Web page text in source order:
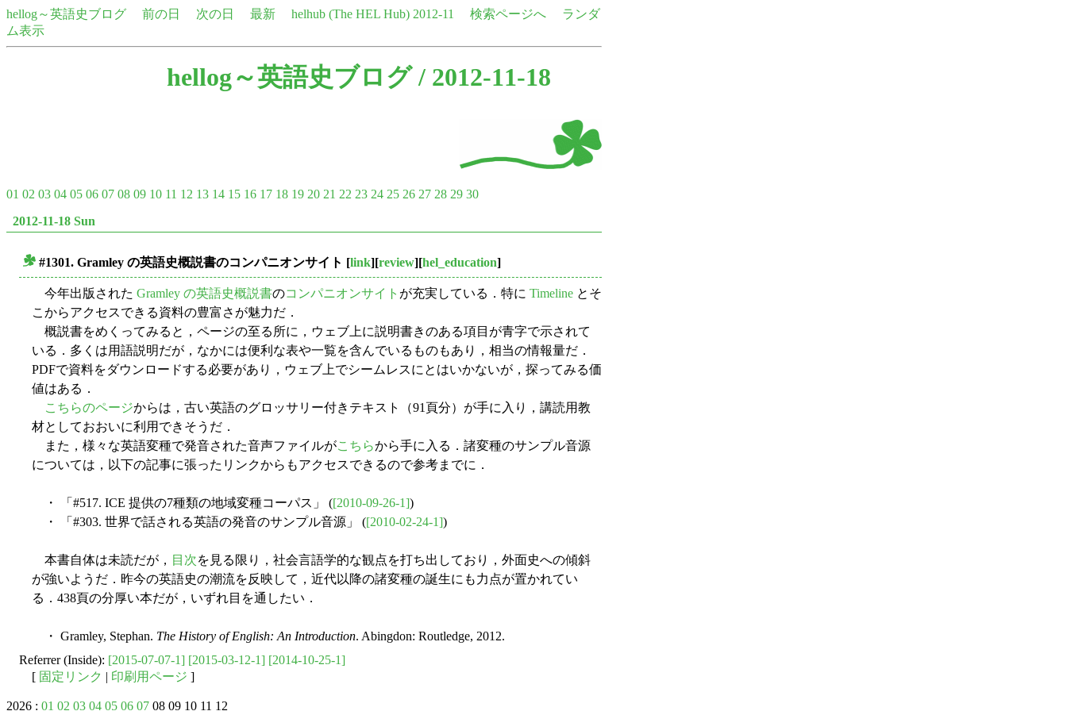
hellog～英語史ブログ 前の日 次の日 最新 helhub (The HEL Hub) 2012-11 検索ページへ
ランダ
ム表示
hellog～英語史ブログ/ 2012-11-18
01 02 03 04 05 06 07 08 09 10 11 12 13 14 15 16 17 18 19 20 21 22 23 24 25 26 27 28 29 30
2012-11-18 Sun
#1301. Gramley の英語史概説書のコンパニオンサイト [link][review][hel_education]
今年出版された Gramley の英語史概説書のコンパニオンサイト が充実している．特に Timeline とそ
こからアクセスできる資料の豊富さが魅力だ．
概説書をめくってみると，ページの至る所に，ウェブ上に説明書きのある項目が青字で示されて
いる．多くは用語説明だが，なかには便利な表や一覧を含んでいるものもあり，相当の情報量だ．
PDFで資料をダウンロードする必要があり，ウェブ上でシームレスにとはいかないが，探ってみる価
値はある．
こちらのページからは，古い英語のグロッサリー付きテキスト（91頁分）が手に入り，講読用教
材としておおいに利用できそうだ．
また，様々な英語変種で発音された音声ファイルがこちらから手に入る．諸変種のサンプル音源
については，以下の記事に張ったリンクからもアクセスできるので参考までに．
・ 「#517. ICE 提供の7種類の地域変種コーパス」 ([2010-09-26-1])
・ 「#303. 世界で話される英語の発音のサンプル音源」 ([2010-02-24-1])
本書自体は未読だが， 目次を見る限り，社会言語学的な観点を打ち出しており，外面史への傾斜
が強いようだ．昨今の英語史の潮流を反映して，近代以降の諸変種の誕生にも力点が置かれてい
る．438頁の分厚い本だが，いずれ目を通したい．
・ Gramley, Stephan. The History of English: An Introduction. Abingdon: Routledge, 2012.
Referrer (Inside): [2015-07-07-1] [2015-03-12-1] [2014-10-25-1]
[ 固定リンク | 印刷用ページ ]
2026 : 01 02 03 04 05 06 07 08 09 10 11 12